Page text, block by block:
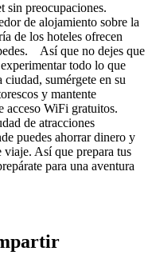
sin preocupaciones.
de alojamiento sobre la
de los hoteles ofrecen
Así que no dejes que
todo lo que
sumérgete en su
y mantente
acceso WiFi gratuitos.
de atracciones
puedes ahorrar dinero y
Así que prepara tus
para una aventura